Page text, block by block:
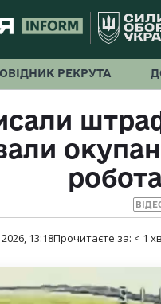
РЕКРУТА
13:18Прочитаєте за: < 1